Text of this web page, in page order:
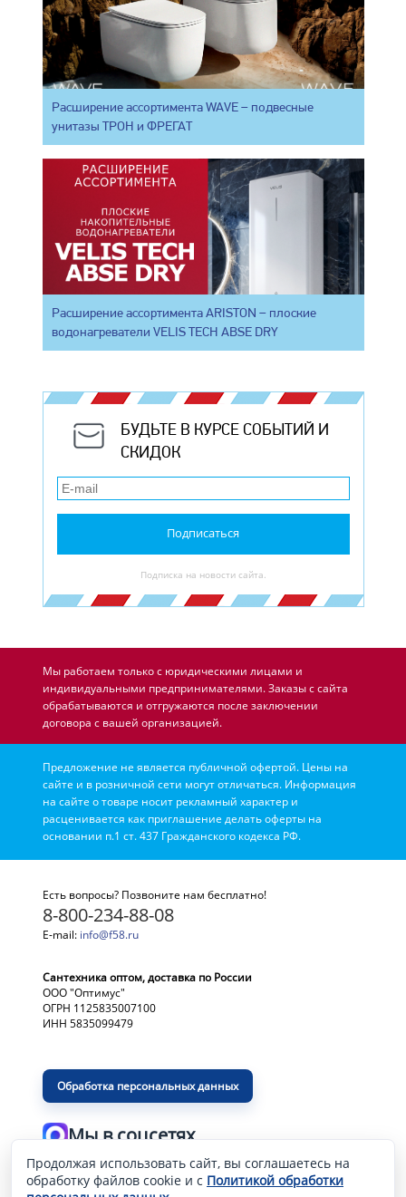
Расширение ассортимента WAVE – подвесные
унитазы ТРОН и ФРЕГАТ
Расширение ассортимента ARISTON – плоские
водонагреватели VELIS TECH ABSE DRY
БУДЬТЕ В КУРСЕ СОБЫТИЙ И
СКИДОК
Подписаться
Подписка на новости сайта.
Мы работаем только с юридическими лицами и
индивидуальными предпринимателями. Заказы с сайта
обрабатываются и отгружаются после заключении
договора с вашей организацией.
Предложение не является публичной офертой. Цены на
сайте и в розничной сети могут отличаться. Информация
на сайте о товаре носит рекламный характер и
расценивается как приглашение делать оферты на
основании п.1 ст. 437 Гражданского кодекса РФ.
Есть вопросы? Позвоните нам бесплатно!
8-800-234-88-08
E-mail: info@f58.ru
Сантехника оптом, доставка по России
ООО "Оптимус"
ОГРН 1125835007100
ИНН 5835099479
Обработка персональных данных
Мы в соцсетях
Разработка и продвижение сайта —
Продолжая использовать сайт, вы соглашаетесь на
обработку файлов cookie и с Политикой обработки